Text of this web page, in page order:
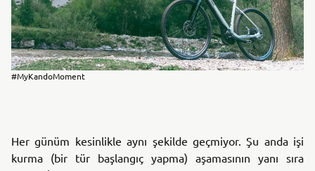
#MyKandoMoment
Her günüm kesinlikle aynı şekilde geçmiyor. Şu anda işi
kurma (bir tür başlangıç yapma) aşamasının yanı sıra